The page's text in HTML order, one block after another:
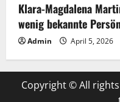
Klara-Magdalena
wenig bekannte
Admin April 5, 2026
Copyright © All